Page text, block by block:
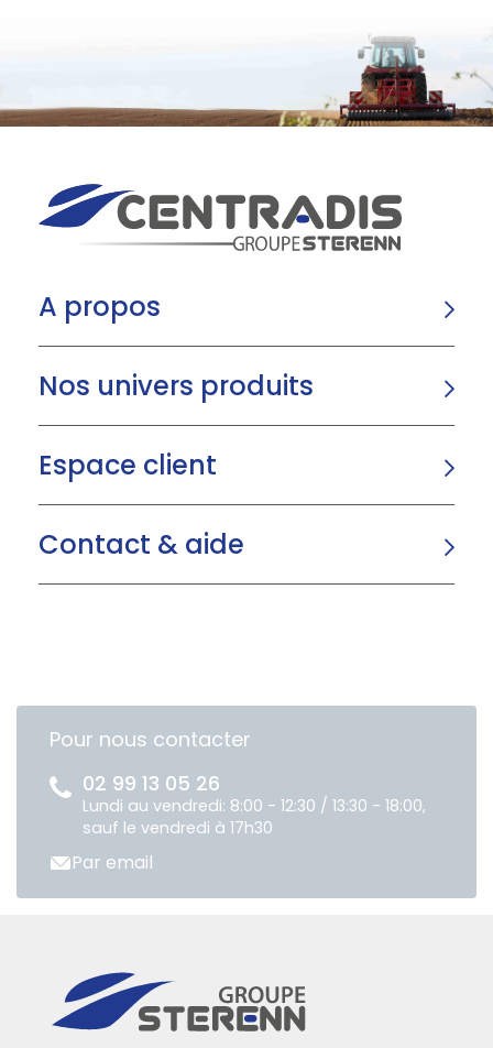
A propos
Nos univers produits
Espace client
Contact & aide
Pour nous contacter
02 99 13 05 26
Lundi au vendredi: 8:00 - 12:30 / 13:30 - 18:00,
sauf le vendredi à 17h30
Par email